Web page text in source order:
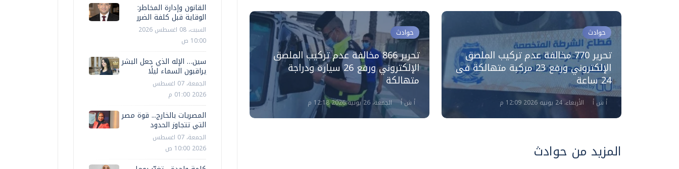
حوادث
تحرير 932 مخالفة عدم تركيب الملصق
الإلكتروني
حوادث
تحرير 866 مخالفة عدم تركيب الملصق
الإلكتروني ورفع 26 سيارة ودراجة
متهالكة
أ ش أ الجمعة، 26 يونيه 2026 12:18 م
حوادث
تحرير 770 مخالفة عدم تركيب الملصق
الإلكتروني ورفع 23 مركبة متهالكة فى
24 ساعة
أ ش أ الأربعاء، 24 يونيه 2026 12:09 م
المزيد من حوادث
القانون وإدارة المخاطر:
الوقاية قبل كلفة الضرر
السبت، 08 اغسطس 2026
10:00 ص
سين… الإله الذي جعل البشر
يراقبون السماء ليلًا
الجمعة، 07 اغسطس
2026 01:00 م
المصريات بالخارج... قوة مصر
التي تتجاوز الحدود
الجمعة، 07 اغسطس
2026 10:00 ص